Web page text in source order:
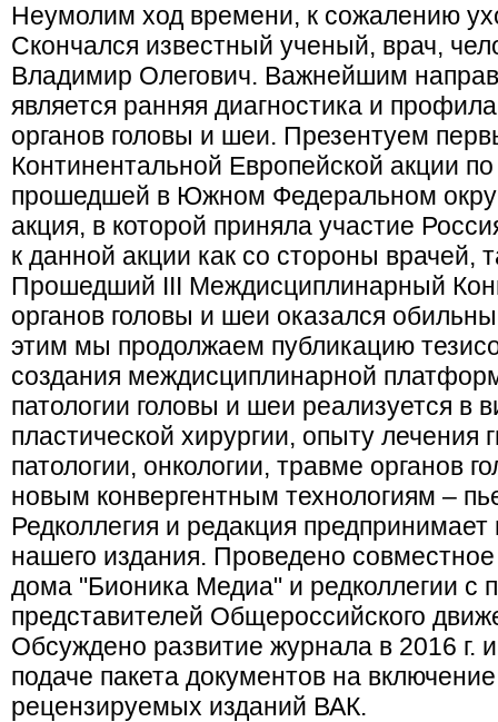
Неумолим ход времени, к сожалению
Скончался известный ученый, врач,
Владимир Олегович. Важнейшим
является ранняя диагностика и
органов головы и шеи. Презентуем
Континентальной Европейской акции
прошедшей в Южном Федеральном
акция, в которой приняла участие
к данной акции как со стороны врачей,
Прошедший III Междисциплинарный
органов головы и шеи оказался
этим мы продолжаем публикацию
создания междисциплинарной
патологии головы и шеи реализуется в
пластической хирургии, опыту лечения
патологии, онкологии, травме органов
новым конвергентным технологиям –
Редколлегия и редакция
нашего издания. Проведено
дома "Бионика Медиа" и редколлегии с
представителей Общероссийского
Обсуждено развитие журнала в 2016 г.
подаче пакета документов на
рецензируемых изданий ВАК.